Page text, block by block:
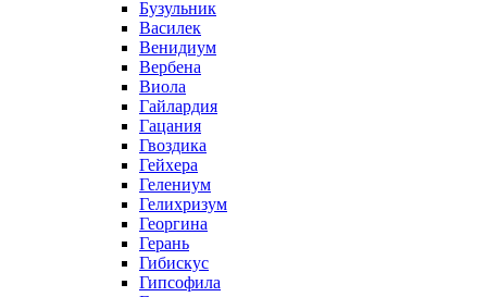
Бузульник
Василек
Венидиум
Вербена
Виола
Гайлардия
Гацания
Гвоздика
Гейхера
Гелениум
Гелихризум
Георгина
Герань
Гибискус
Гипсофила